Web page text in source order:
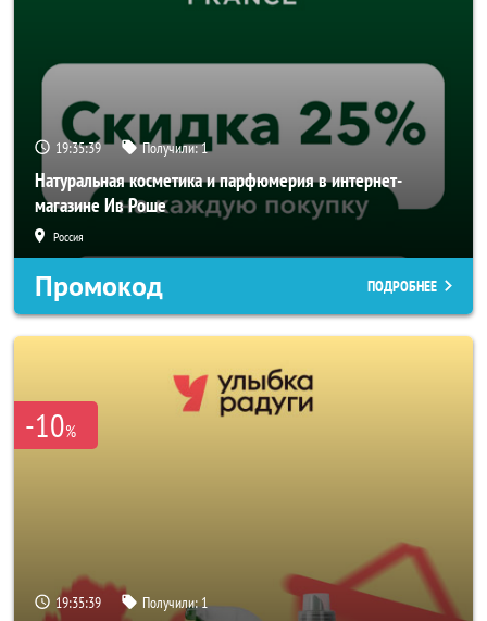
19:35:37 Получили:1
Натуральная косметика и парфюмерия в интернет-
магазине Ив Роше
Россия
Промокод ПОДРОБНЕЕ
-10%
19:35:37 Получили:1